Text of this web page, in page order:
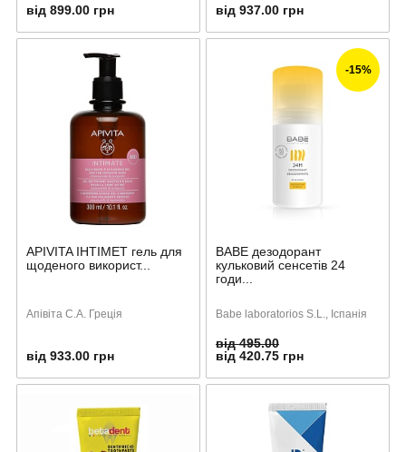
від 899.00 грн від 937.00 грн
APIVITA ІНТІМЕТ гель для
щоденого використ...
Апівіта С.А. Греція
від 933.00 грн
-15%
BABE дезодорант
кульковий сенсетів 24
годи...
Babe laboratorios S.L., Іспанія
від 495.00
від 420.75 грн